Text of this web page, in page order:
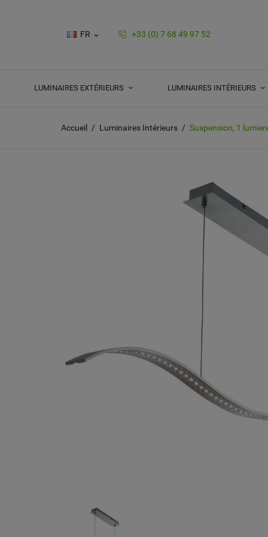
FR  +33 (0) 7 68 49 97 52
LUMINAIRES EXTÉRIEURS LUMINAIRES INTÉRIEURS
Accueil Luminaires Intérieurs Suspension, 1